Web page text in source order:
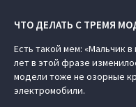
ЧТО ДЕЛАТЬ С ТРЕМЯ
Есть такой мем: «Мальчик
лет в этой фразе
модели тоже не озорные
электромобили.